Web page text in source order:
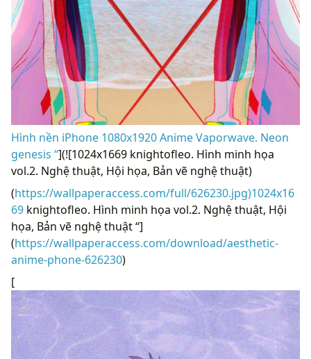
Hình nền iPhone 1080x1920 Anime Vaporwave. Neon
genesis “](![1024x1669 knightofleo. Hình minh họa
vol.2. Nghệ thuật, Hội họa, Bản vẽ nghệ thuật)
(https://wallpaperaccess.com/full/626230.jpg)1024x16
69 knightofleo. Hình minh họa vol.2. Nghệ thuật, Hội
họa, Bản vẽ nghệ thuật “]
(https://wallpaperaccess.com/download/aesthetic-
anime-phone-626230)
[